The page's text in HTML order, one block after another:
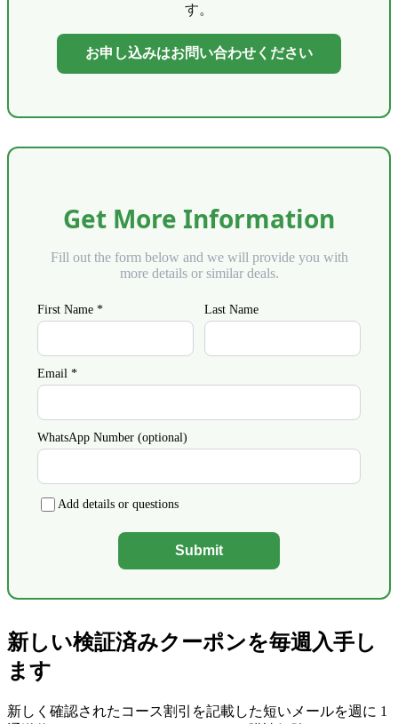
す。
お申し込みはお問い合わせください
Get More Information
Fill out the form below and we will provide you with
more details or similar deals.
First Name * Last Name
Email *
WhatsApp Number (optional)
Add details or questions
Submit
新しい検証済みクーポンを毎週入手し
ます
新しく確認されたコース割引を記載した短いメールを週に 1